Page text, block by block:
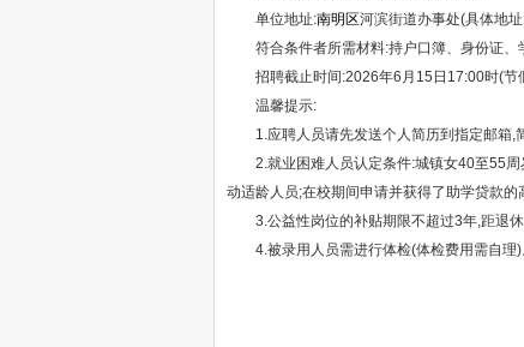
单位地址:南明区河滨街道办事处(具体地
符合条件者所需材料:持户口簿、身份证、
招聘截止时间:2026年6月15日17:00时(节
温馨提示:
1.应聘人员请先发送个人简历到指定邮箱,
2.就业困难人员认定条件:城镇女40至55周
动适龄人员;在校期间申请并获得了助学贷款
3.公益性岗位的补贴期限不超过3年,距退休
4.被录用人员需进行体检(体检费用需自理)